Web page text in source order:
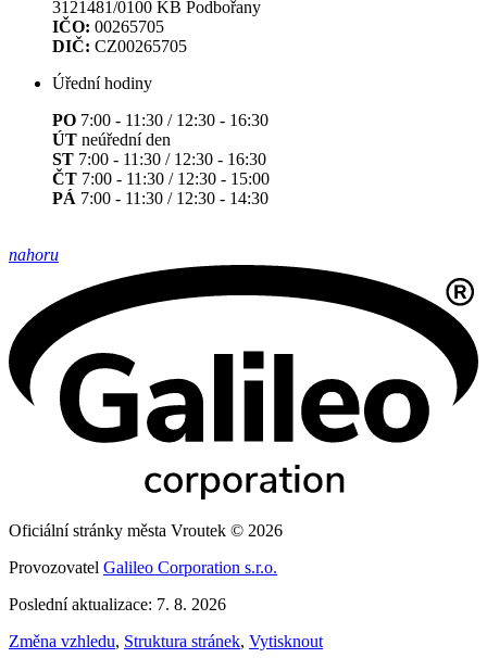
3121481/0100 KB Podbořany
IČO: 00265705
DIČ: CZ00265705
Úřední hodiny
PO 7:00 - 11:30 / 12:30 - 16:30
ÚT neúřední den
ST 7:00 - 11:30 / 12:30 - 16:30
ČT 7:00 - 11:30 / 12:30 - 15:00
PÁ 7:00 - 11:30 / 12:30 - 14:30
nahoru
Oficiální stránky města Vroutek © 2026
Provozovatel Galileo Corporation s.r.o.
Poslední aktualizace: 7. 8. 2026
Změna vzhledu, Struktura stránek, Vytisknout